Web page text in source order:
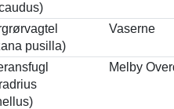
pusilla)
Vaserne
Melby